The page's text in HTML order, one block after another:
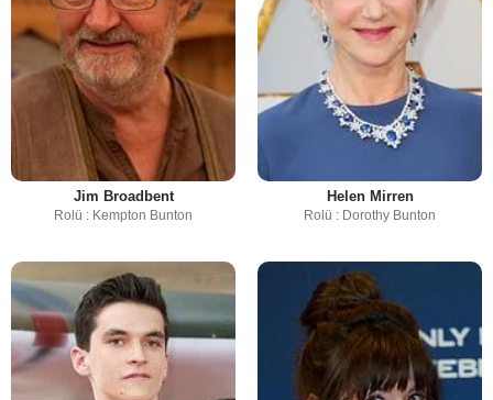
Jim Broadbent
Rolü : Kempton Bunton
Helen Mirren
Rolü : Dorothy Bunton